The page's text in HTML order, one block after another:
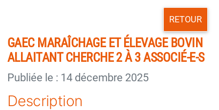
RETOUR
GAEC MARAÎCHAGE ET ÉLEVAGE BOVIN
ALLAITANT CHERCHE 2 À 3 ASSOCIÉ-E-S
Publiée le : 14 décembre 2025
Description